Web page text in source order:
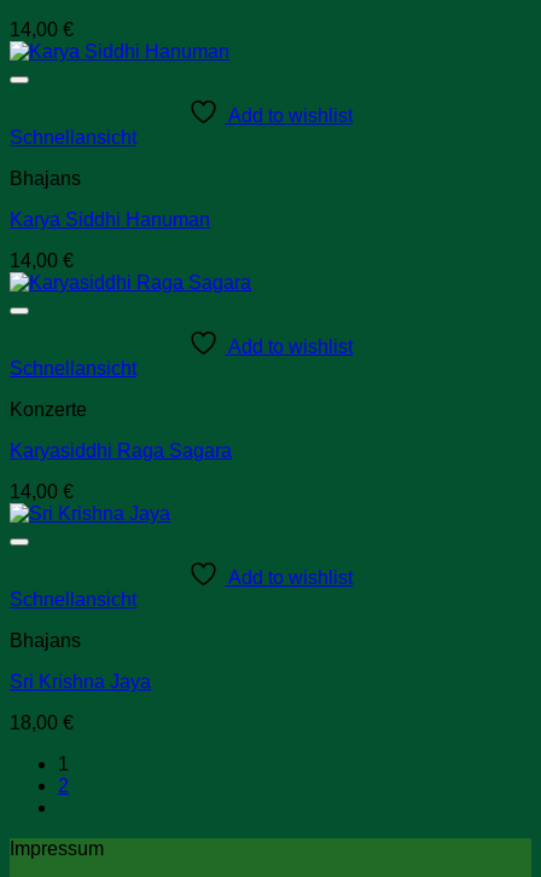
14,00 €
Add to wishlist
Schnellansicht
Bhajans
Karya Siddhi Hanuman
14,00 €
Add to wishlist
Schnellansicht
Konzerte
Karyasiddhi Raga Sagara
14,00 €
Add to wishlist
Schnellansicht
Bhajans
Sri Krishna Jaya
18,00 €
1
2
Impressum